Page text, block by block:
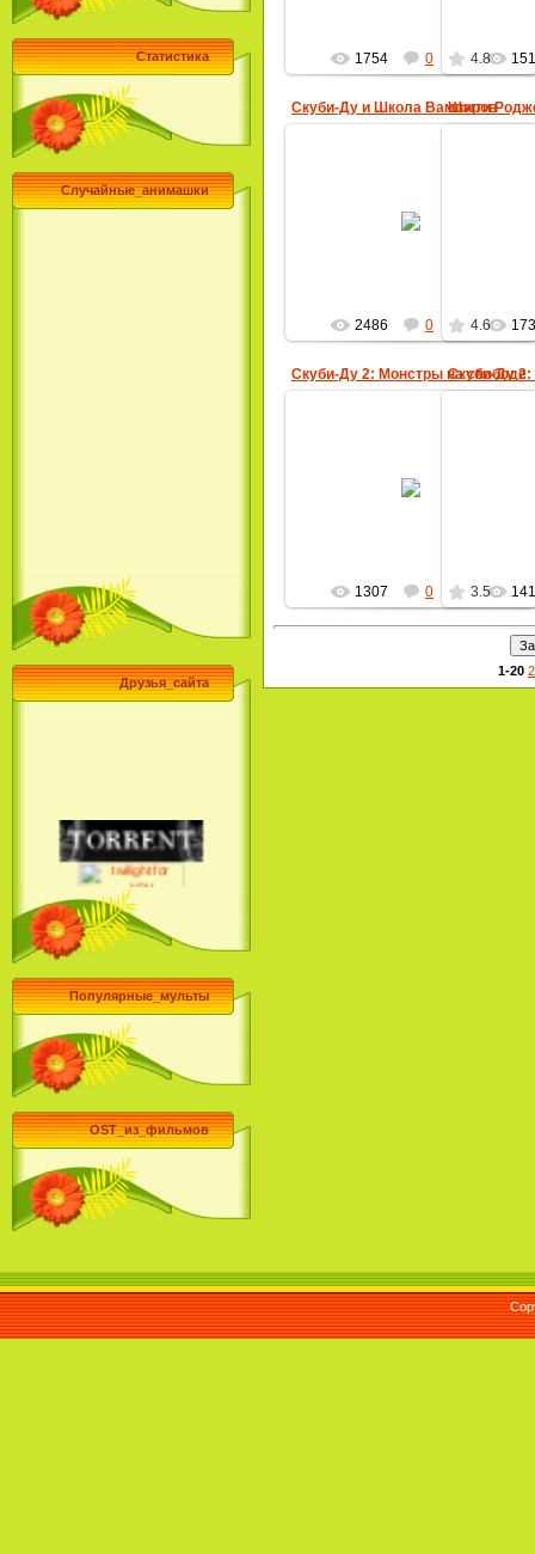
Статистика
Случайные_анимашки
Друзья_сайта
Популярные_мульты
OST_из_фильмов
1754 0 4.8
Скуби-Ду и Школа Вампиров
2486 0 4.6
Шэгги
Скуби-Ду 2: Монстры на свободе
1307 0 3.5
Скуби-Ду 2:
1-20